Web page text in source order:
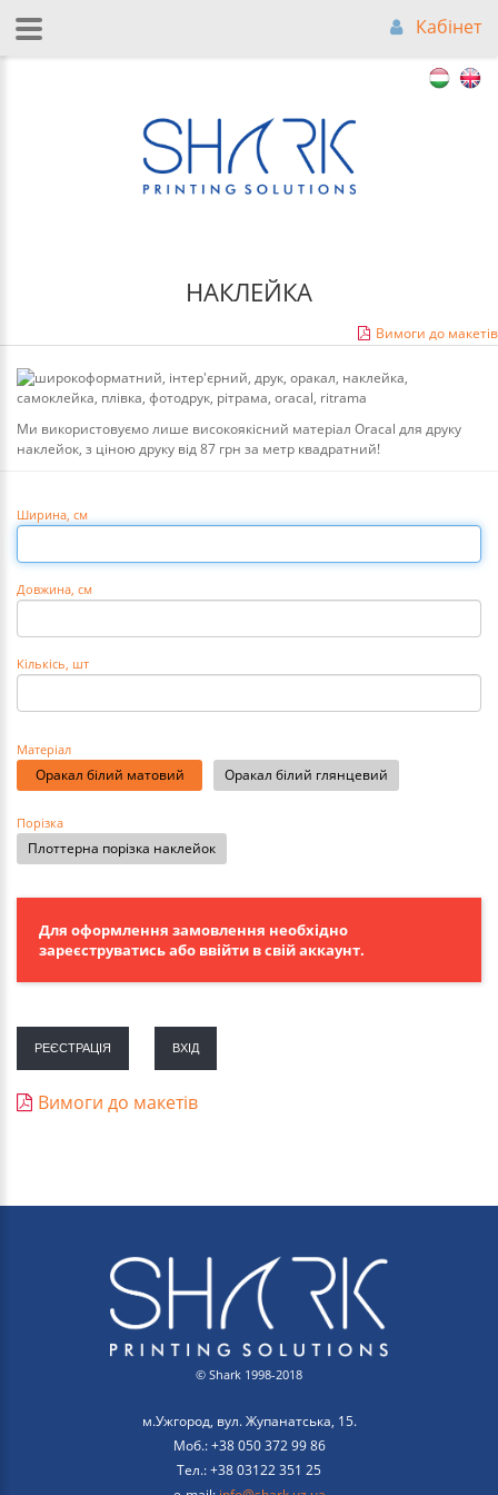
Кабінет
НАКЛЕЙКА
Вимоги до макетів
Ми використовуємо лише високоякісний матеріал Oracal для друку
наклейок, з ціною друку від 87 грн за метр квадратний!
Ширина, см
Довжина, см
Кількісь, шт
Матеріал
Оракал білий матовий Оракал білий глянцевий
Порізка
Плоттерна порізка наклейок
Для оформлення замовлення необхідно
зареєструватись або ввійти в свій аккаунт.
РЕЄСТРАЦІЯ ВХІД
Вимоги до макетів
© Shark 1998-2018
м.Ужгород, вул. Жупанатська, 15.
Моб.: +38 050 372 99 86
Тел.: +38 03122 351 25